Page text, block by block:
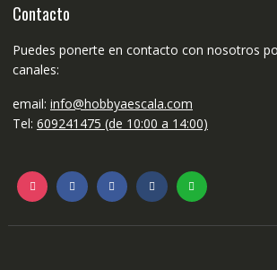
Contacto
Puedes ponerte en contacto con nosotros
canales:
email: info@hobbyaescala.com
Tel: 609241475 (de 10:00 a 14:00)